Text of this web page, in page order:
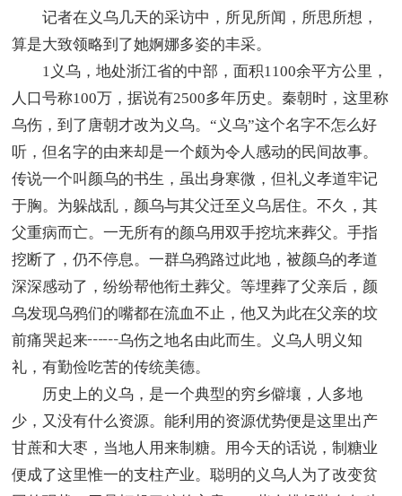
记者在义乌几天的采访中，所见所闻，所思所想，
算是大致领略到了她婀娜多姿的丰采。
1义乌，地处浙江省的中部，面积1100余平方公里，
人口号称100万，据说有2500多年历史。秦朝时，这里称
乌伤，到了唐朝才改为义乌。“义乌”这个名字不怎么好
听，但名字的由来却是一个颇为令人感动的民间故事。
传说一个叫颜乌的书生，虽出身寒微，但礼义孝道牢记
于胸。为躲战乱，颜乌与其父迁至义乌居住。不久，其
父重病而亡。一无所有的颜乌用双手挖坑来葬父。手指
挖断了，仍不停息。一群乌鸦路过此地，被颜乌的孝道
深深感动了，纷纷帮他衔土葬父。等埋葬了父亲后，颜
乌发现乌鸦们的嘴都在流血不止，他又为此在父亲的坟
前痛哭起来┅┅乌伤之地名由此而生。义乌人明义知
礼，有勤俭吃苦的传统美德。
历史上的义乌，是一个典型的穷乡僻壤，人多地
少，又没有什么资源。能利用的资源优势便是这里出产
甘蔗和大枣，当地人用来制糖。用今天的话说，制糖业
便成了这里惟一的支柱产业。聪明的义乌人为了改变贫